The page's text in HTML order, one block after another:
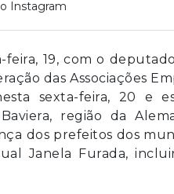
Instagram
19, com o
das Associações
sexta-feira, 20 e
região da
dos prefeitos dos
Janela Furada,